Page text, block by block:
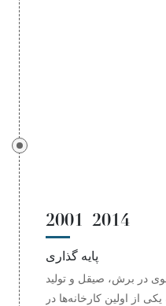
2001–2014
پایه گذاری
در برش، صیقل و تولید
از اولین کارخانه‌ها در